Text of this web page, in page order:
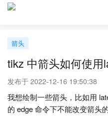
箭头
tikz 中箭头如何使用
发布于 2022-12-16 19:50:38
我想绘制一些箭头，比如用
的 edge 命令下不能改变箭头